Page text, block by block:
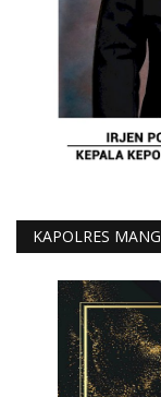
KAPOLRES